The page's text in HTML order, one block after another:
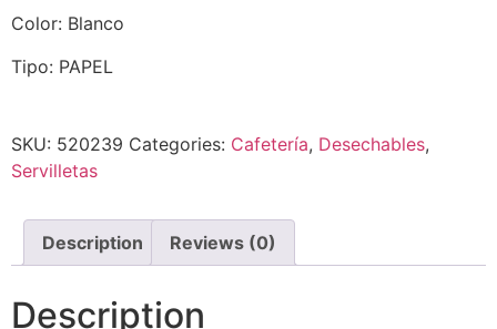
Color: Blanco
Tipo: PAPEL
SKU: 520239 Categories: Cafetería, Desechables,
Servilletas
Description Reviews (0)
Description